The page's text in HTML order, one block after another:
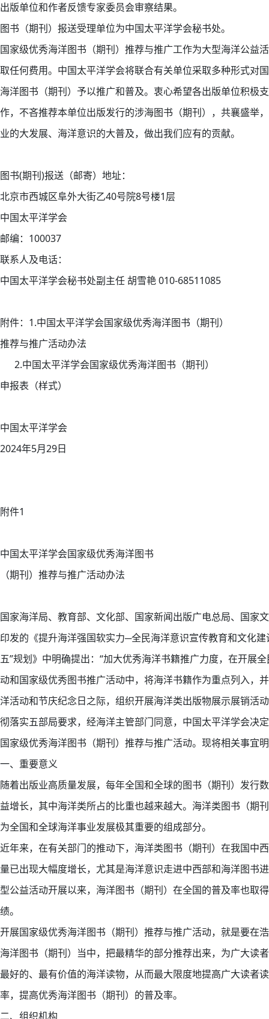
出版单位和作者反馈专家委员会审察结果。
图书（期刊）报送受理单位为中国太平洋学会秘书处。
国家级优秀海洋图书（期刊）推荐与推广工作为大型海洋公益
取任何费用。中国太平洋学会将联合有关单位采取多种形式对
海洋图书（期刊）予以推广和普及。衷心希望各出版单位积极
作，不吝推荐本单位出版发行的涉海图书（期刊），共襄盛举
业的大发展、海洋意识的大普及，做出我们应有的贡献。
图书(期刊)报送（邮寄）地址：
北京市西城区阜外大街乙40号院8号楼1层
中国太平洋学会
邮编：100037
联系人及电话：
中国太平洋学会秘书处副主任 胡雪艳 010-68511085
附件：1.中国太平洋学会国家级优秀海洋图书（期刊）
推荐与推广活动办法
2.中国太平洋学会国家级优秀海洋图书（期刊）
申报表（样式）
中国太平洋学会
2024年5月29日
附件1
中国太平洋学会国家级优秀海洋图书
（期刊）推荐与推广活动办法
国家海洋局、教育部、文化部、国家新闻出版广电总局、国家
印发的《提升海洋强国软实力─全民海洋意识宣传教育和文化建
五”规划》中明确提出：“加大优秀海洋书籍推广力度，在开展
动和国家级优秀图书推广活动中，将海洋书籍作为重点列入，
洋活动和节庆纪念日之际，组织开展海洋类出版物展示展销活
彻落实五部局要求，经海洋主管部门同意，中国太平洋学会决
国家级优秀海洋图书（期刊）推荐与推广活动。现将相关事宜
一、重要意义
随着出版业高质量发展，每年全国和全球的图书（期刊）发行
益增长，其中海洋类所占的比重也越来越大。海洋类图书（期
为全国和全球海洋事业发展极其重要的组成部分。
近年来，在有关部门的推动下，海洋类图书（期刊）在我国中
量已出现大幅度增长，尤其是海洋意识走进中西部和海洋图书
型公益活动开展以来，海洋图书（期刊）在全国的普及率也取
绩。
开展国家级优秀海洋图书（期刊）推荐与推广活动，就是要在
海洋图书（期刊）当中，把最精华的部分推荐出来，为广大读
最好的、最有价值的海洋读物，从而最大限度地提高广大读者
率，提高优秀海洋图书（期刊）的普及率。
二、组织机构